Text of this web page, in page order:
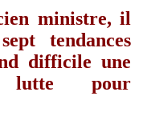
ministre, il
tendances
difficile une
pour